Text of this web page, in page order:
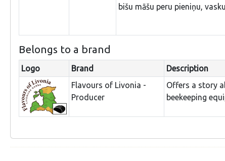
bišu māšu peru pieniņu,
Belongs to a brand
Logo Brand
Description
Flavours of Livonia -
Producer
Offers a story
beekeeping